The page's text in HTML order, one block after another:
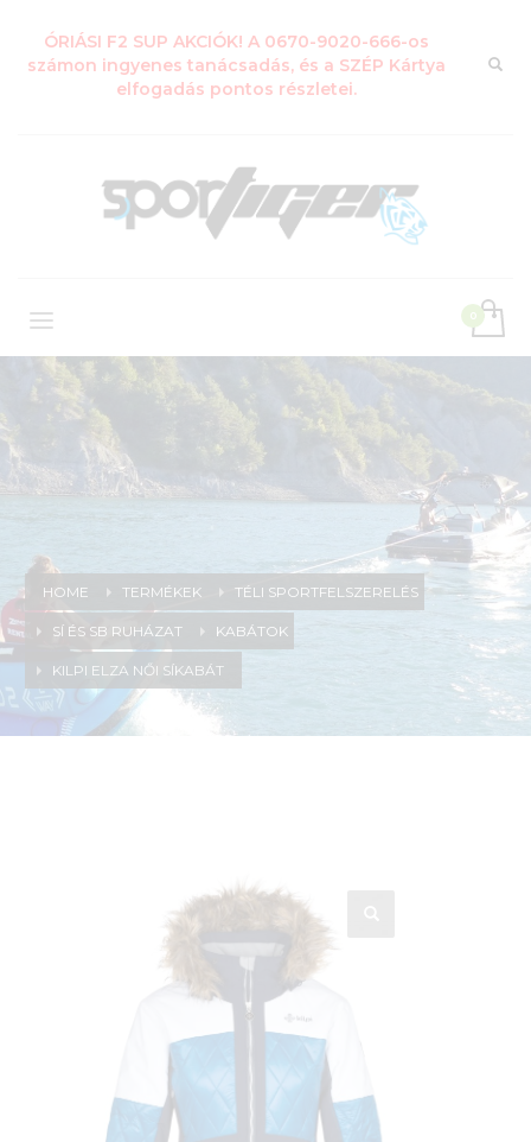
ÓRIÁSI F2 SUP AKCIÓK! A 0670-9020-666-os
számon ingyenes tanácsadás, és a SZÉP Kártya
elfogadás pontos részletei.
HOME TERMÉKEK TÉLI SPORTFELSZERELÉS
SÍ ÉS SB RUHÁZAT KABÁTOK
KILPI ELZA NŐI SÍKABÁT